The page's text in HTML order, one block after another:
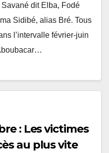
dit Elba, Fodé
Sidibé, alias Bré. Tous
l’intervalle février-juin
: Les victimes
au plus vite